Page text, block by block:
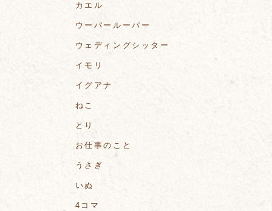
カエル
ウーパールーパー
ウェディングシッター
イモリ
イグアナ
ねこ
とり
お仕事のこと
うさぎ
いぬ
4コマ